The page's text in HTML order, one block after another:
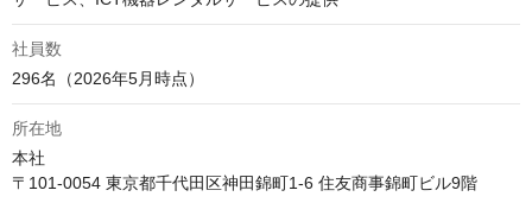
社員数
296名（2026年5月時点）
所在地
本社
〒101-0054 東京都千代田区神田錦町1-6 住友商事錦町ビル9階